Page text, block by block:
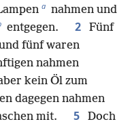
a nahmen und
entgegen. 2
Fünf
fünf waren
nahmen
kein Öl zum
dagegen nahmen
mit.
5
Doch